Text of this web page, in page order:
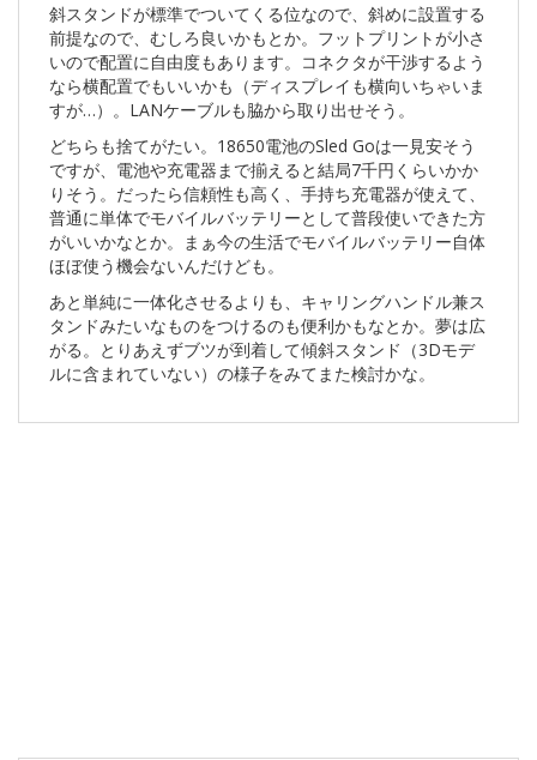
斜スタンドが標準でついてくる位なので、斜めに設置する
前提なので、むしろ良いかもとか。フットプリントが小さ
いので配置に自由度もあります。コネクタが干渉するよう
なら横配置でもいいかも（ディスプレイも横向いちゃいま
すが…）。LANケーブルも脇から取り出せそう。
どちらも捨てがたい。18650電池のSled Goは一見安そう
ですが、電池や充電器まで揃えると結局7千円くらいかか
りそう。だったら信頼性も高く、手持ち充電器が使えて、
普通に単体でモバイルバッテリーとして普段使いできた方
がいいかなとか。まぁ今の生活でモバイルバッテリー自体
ほぼ使う機会ないんだけども。
あと単純に一体化させるよりも、キャリングハンドル兼ス
タンドみたいなものをつけるのも便利かもなとか。夢は広
がる。とりあえずブツが到着して傾斜スタンド（3Dモデ
ルに含まれていない）の様子をみてまた検討かな。